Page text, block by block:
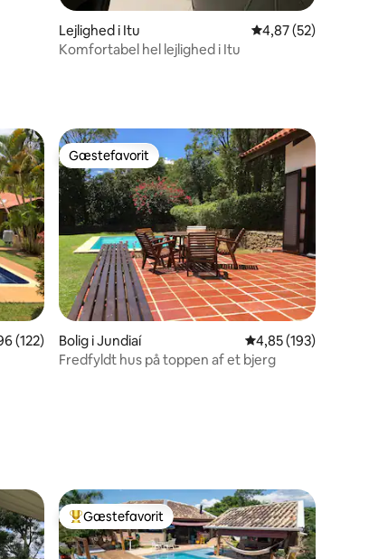
Lejlighed i Itu 4,87 ud af 5 i
4,87 (52)
Komfortabel hel lejlighed i Itu
ud af 5 i gennemsnitlig bedømmelse, 122 omtaler
(122)
Gæstefavorit
Gæstefavorit
Bolig i Jundiaí 4,85 ud af 5 i
4,85 (193)
Fredfyldt hus på toppen af et bjerg
Bedste gæstefavorit
Gæstefavorit